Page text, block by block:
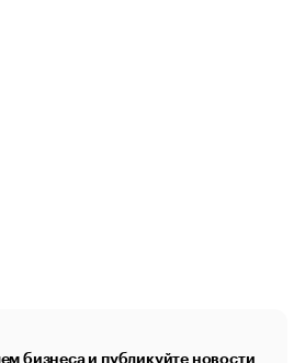
бизнеса и публикуйте новости